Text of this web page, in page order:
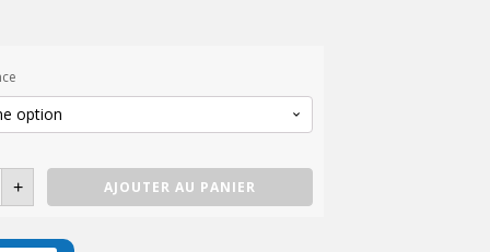
+ AJOUTER AU PANIER